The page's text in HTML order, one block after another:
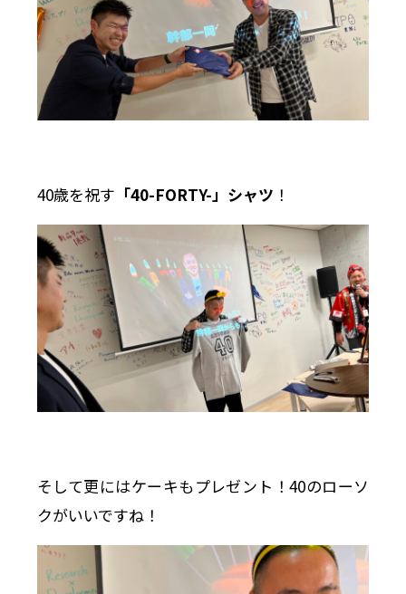
40歳を祝す 「40-FORTY-」シャツ ！
そして更にはケーキもプレゼント！40のローソ
クがいいですね！